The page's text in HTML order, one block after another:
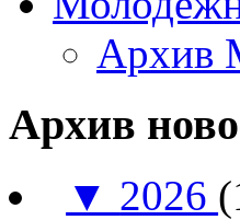
Архив
Архив
▼ 2026